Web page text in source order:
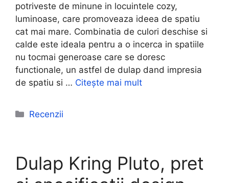
potriveste de minune in locuintele cozy,
luminoase, care promoveaza ideea de spatiu
cat mai mare. Combinatia de culori deschise si
calde este ideala pentru a o incerca in spatiile
nu tocmai generoase care se doresc
functionale, un astfel de dulap dand impresia
de spatiu si … Citește mai mult
Categorii
Recenzii
Dulap Kring Pluto, pret